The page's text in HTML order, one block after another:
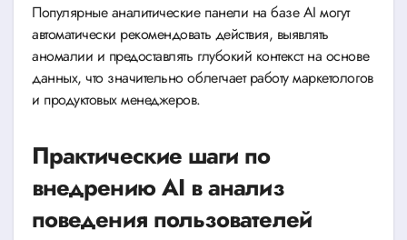
Популярные аналитические панели на базе AI могут
автоматически рекомендовать действия, выявлять
аномалии и предоставлять глубокий контекст на основе
данных, что значительно облегчает работу маркетологов
и продуктовых менеджеров.
Практические шаги по
внедрению AI в анализ
поведения пользователей